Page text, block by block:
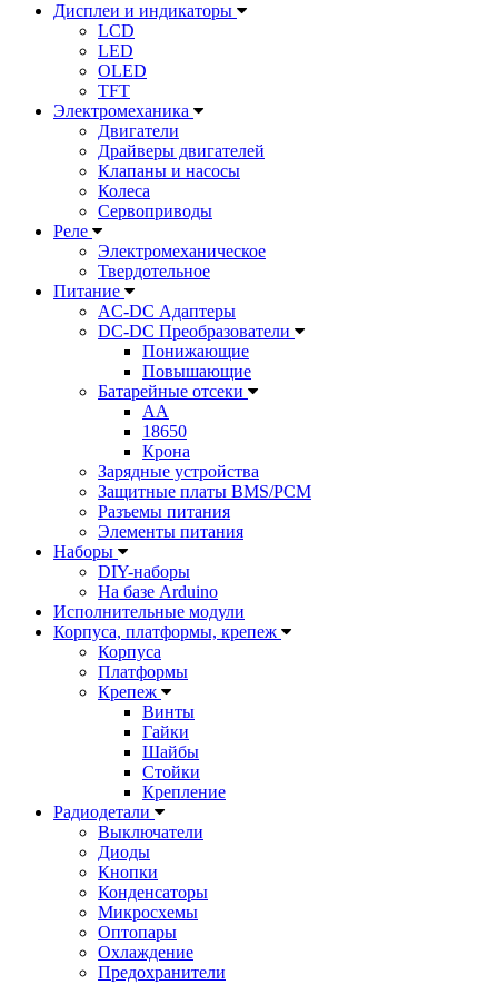
Дисплеи и индикаторы
LCD
LED
OLED
TFT
Электромеханика
Двигатели
Драйверы двигателей
Клапаны и насосы
Колеса
Сервоприводы
Реле
Электромеханическое
Твердотельное
Питание
AC-DC Адаптеры
DC-DC Преобразователи
Понижающие
Повышающие
Батарейные отсеки
AA
18650
Крона
Зарядные устройства
Защитные платы BMS/PCM
Разъемы питания
Элементы питания
Наборы
DIY-наборы
На базе Arduino
Исполнительные модули
Корпуса, платформы, крепеж
Корпуса
Платформы
Крепеж
Винты
Гайки
Шайбы
Стойки
Крепление
Радиодетали
Выключатели
Диоды
Кнопки
Конденсаторы
Микросхемы
Оптопары
Охлаждение
Предохранители